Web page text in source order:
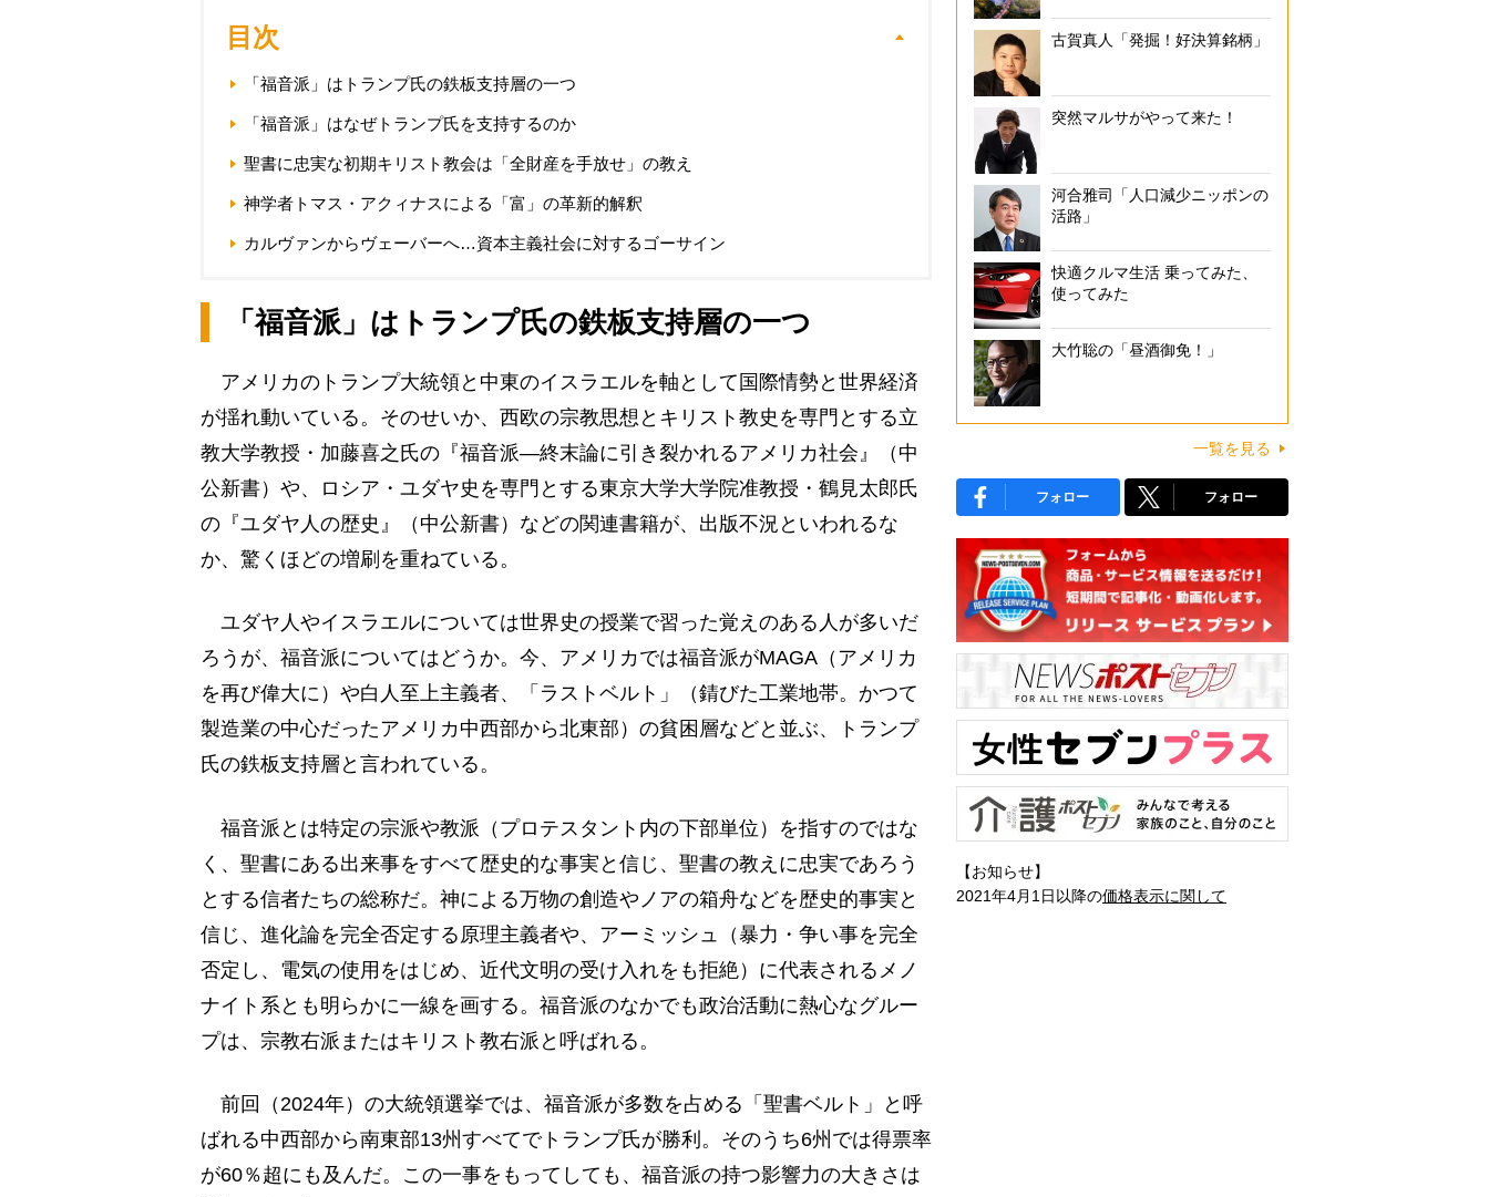
目次
「福音派」はトランプ氏の鉄板支持層の一つ
「福音派」はなぜトランプ氏を支持するのか
聖書に忠実な初期キリスト教会は「全財産を手放せ」の教え
神学者トマス・アクィナスによる「富」の革新的解釈
カルヴァンからヴェーバーへ…資本主義社会に対するゴーサイン
「福音派」はトランプ氏の鉄板支持層の一つ
アメリカのトランプ大統領と中東のイスラエルを軸として国際情勢と世界経済
が揺れ動いている。そのせいか、西欧の宗教思想とキリスト教史を専門とする立
教大学教授・加藤喜之氏の『福音派—終末論に引き裂かれるアメリカ社会』（中
公新書）や、ロシア・ユダヤ史を専門とする東京大学大学院准教授・鶴見太郎氏
の『ユダヤ人の歴史』（中公新書）などの関連書籍が、出版不況といわれるな
か、驚くほどの増刷を重ねている。
ユダヤ人やイスラエルについては世界史の授業で習った覚えのある人が多いだ
ろうが、福音派についてはどうか。今、アメリカでは福音派がMAGA（アメリカ
を再び偉大に）や白人至上主義者、「ラストベルト」（錆びた工業地帯。かつて
製造業の中心だったアメリカ中西部から北東部）の貧困層などと並ぶ、トランプ
氏の鉄板支持層と言われている。
福音派とは特定の宗派や教派（プロテスタント内の下部単位）を指すのではな
く、聖書にある出来事をすべて歴史的な事実と信じ、聖書の教えに忠実であろう
とする信者たちの総称だ。神による万物の創造やノアの箱舟などを歴史的事実と
信じ、進化論を完全否定する原理主義者や、アーミッシュ（暴力・争い事を完全
否定し、電気の使用をはじめ、近代文明の受け入れをも拒絶）に代表されるメノ
ナイト系とも明らかに一線を画する。福音派のなかでも政治活動に熱心なグルー
プは、宗教右派またはキリスト教右派と呼ばれる。
前回（2024年）の大統領選挙では、福音派が多数を占める「聖書ベルト」と呼
ばれる中西部から南東部13州すべてでトランプ氏が勝利。そのうち6州では得票率
が60％超にも及んだ。この一事をもってしても、福音派の持つ影響力の大きさは
古賀真人「発掘！好決算銘柄」
突然マルサがやって来た！
河合雅司「人口減少ニッポンの
活路」
快適クルマ生活 乗ってみた、
使ってみた
大竹聡の「昼酒御免！」
一覧を見る
フォロー フォロー
【お知らせ】
2021年4月1日以降の価格表示に関して